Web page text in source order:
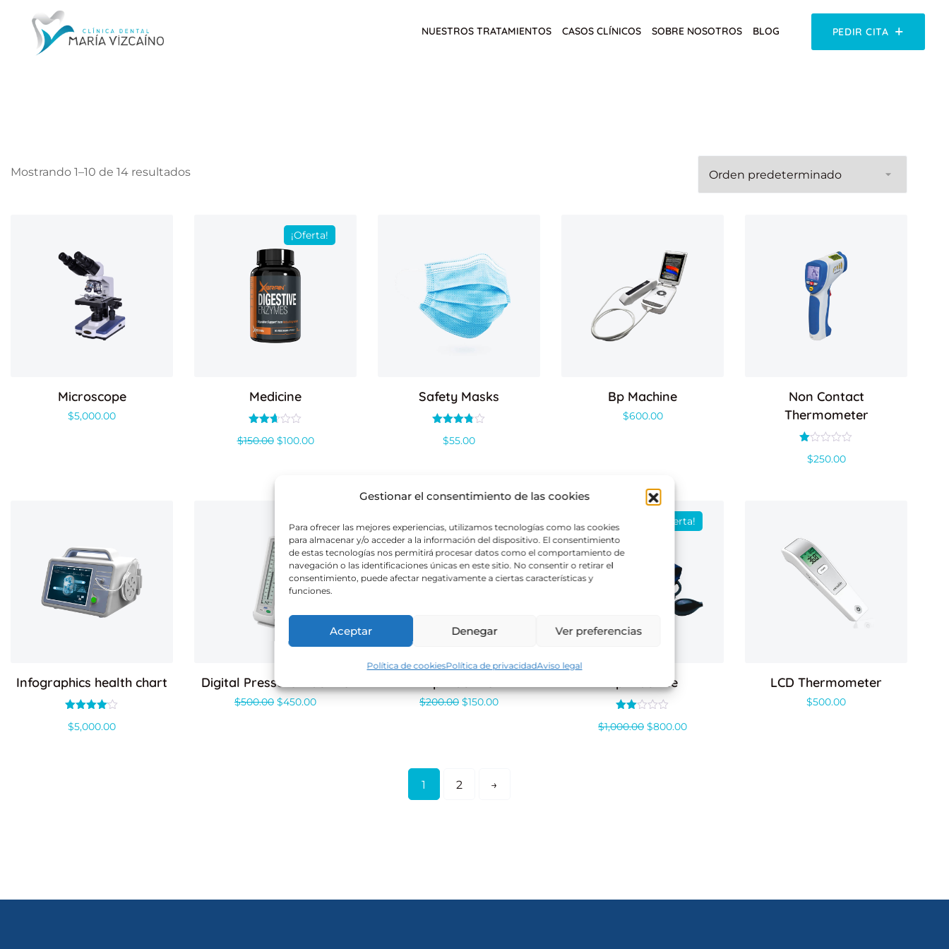
Gestionar el consentimiento de las cookies
Para ofrecer las mejores experiencias, utilizamos tecnologías como las cookies
para almacenar y/o acceder a la información del dispositivo. El consentimiento
de estas tecnologías nos permitirá procesar datos como el comportamiento de
navegación o las identificaciones únicas en este sitio. No consentir o retirar el
consentimiento, puede afectar negativamente a ciertas características y
funciones.
Aceptar Denegar Ver preferencias
Política de cookiesPolítica de privacidadAviso legal
NUESTROS TRATAMIENTOS CASOS CLÍNICOS SOBRE NOSOTROS BLOG PEDIR CITA
Mostrando 1–10 de 14 resultados
Microscope
$5,000.00
¡Oferta!
Medicine
con
$150.00 $100.00
Safety Masks
con
$55.00
Bp Machine
$600.00
Non Contact
Thermometer
con
$250.00
Infographics health chart
con
$5,000.00
¡Oferta!
Digital Pressure Machine
$500.00 $450.00 $200.00 $150.00
¡Oferta!
Bp machine
con
$1,000.00 $800.00
LCD Thermometer
$500.00
1 2 →